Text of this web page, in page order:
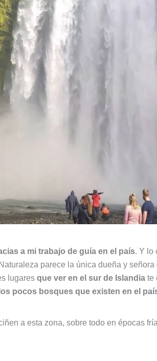
a mi trabajo de guía en el país. Y lo
parece la única dueña y
lugares que ver en el sur de Islandia te
pocos bosques que existen en el
a esta zona, sobre todo en épocas